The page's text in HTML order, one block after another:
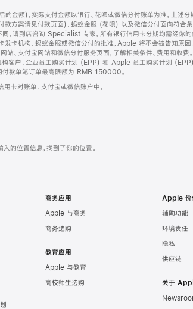
金额)，实际支付金额以银行、花呗或微信分付账单为准。上述
方案请见付款页面)、蚂蚁金服 (花呗) 以及微信分付面向符合
请到店咨询 Specialist 专家。所有银行信用卡分期均需经你的
发卡机构、蚂蚁金服或微信分付的批准，Apple 将不会被告知原
、支付宝网站和微信分付服务页面，了解相关条件、费用和收费
构客户、企业员工购买计划 (EPP) 和 Apple 员工购买计划
付款单笔订单最高限额为 RMB 150000。
卡对账单、支付宝或微信账户中。
的位置信息，找到了你的位置。
商务应用
Apple 与商务
商务选购
教育应用
Apple 与教育
高校师生选购
Apple 价
辅助功能
环境责任
隐私
供应链
关于